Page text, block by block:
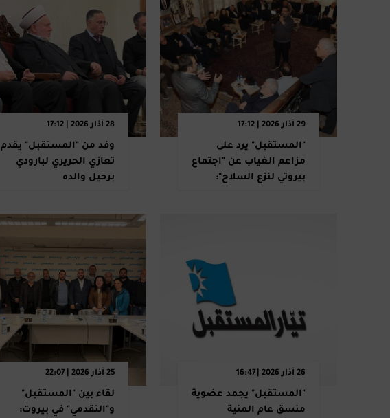
29 آذار 2026 | 17:12
"المستقبل" يرد على
مزاعم الغياب عن "اجتماع
بيروتي لنزع السلاح":
28 آذار 2026 | 17:12
وفد من "المستقبل" يقدم
تعازي الحريري لبارودي
برحيل والده
26 آذار 2026 | 16:47
"المستقبل" يجمد عضوية
منسق عام المنية
25 آذار 2026 | 22:07
لقاء بين "المستقبل"
و"التقدمي" في بيروت: